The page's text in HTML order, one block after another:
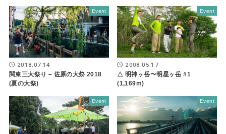
Event
2018.07.14
関東三大祭り – 佐原の大祭 2018
(夏の大祭)
Event
2008.05.17
△ 明神ヶ岳〜明星ヶ岳 #1
(1,169m)
Event Event